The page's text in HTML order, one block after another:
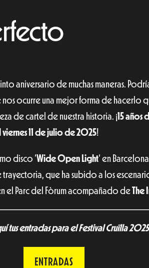
aniversario de muchas maneras.
nos ocurre una mejor forma de hacerlo
de cartel de nuestra historia. ¡15 años
viernes 11 de julio de 2025!
disco ‘Wide Open Light‘ en
trayectoria, que ha subido a los
el Parc del Fòrum acompañado deThe
tus entradas para el Festival Cruïlla 2025
ENTRADAS